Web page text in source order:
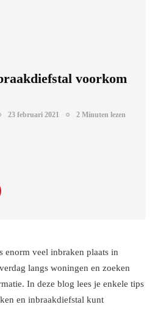
voorkom
23 februari 2021 2 Minuten lezen
enorm veel inbraken plaats in
langs woningen en zoeken
In deze blog lees je enkele tips
en inbraakdiefstal kunt